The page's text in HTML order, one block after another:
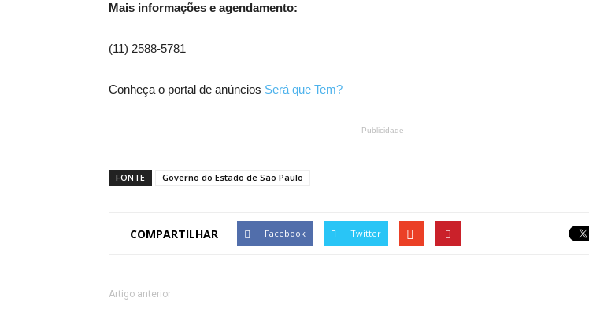
Mais informações e agendamento:
(11) 2588-5781
Conheça o portal de anúncios Será que Tem?
Publicidade
FONTE Governo do Estado de São Paulo
COMPARTILHAR Facebook Twitter
Artigo anterior